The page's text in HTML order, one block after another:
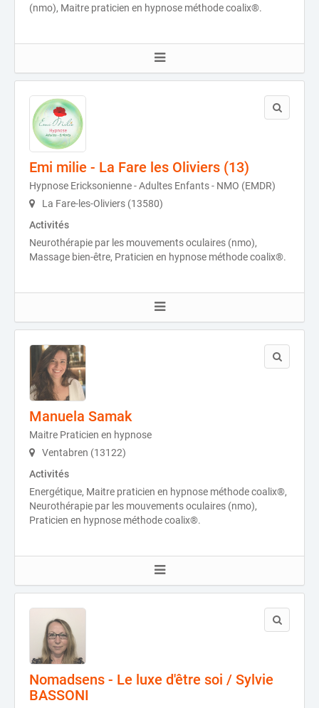
(nmo), Maitre praticien en hypnose méthode coalix®.
Emi milie - La Fare les Oliviers (13)
Hypnose Ericksonienne - Adultes Enfants - NMO (EMDR)
La Fare-les-Oliviers (13580)
Activités
Neurothérapie par les mouvements oculaires (nmo),
Massage bien-être, Praticien en hypnose méthode coalix®.
Manuela Samak
Maitre Praticien en hypnose
Ventabren (13122)
Activités
Energétique, Maitre praticien en hypnose méthode coalix®,
Neurothérapie par les mouvements oculaires (nmo),
Praticien en hypnose méthode coalix®.
Nomadsens - Le luxe d'être soi / Sylvie
BASSONI